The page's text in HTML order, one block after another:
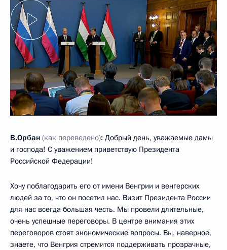
В.Орбан (как переведено): Добрый день, уважаемые дамы
и господа! С уважением приветствую Президента
Российской Федерации!
Хочу поблагодарить его от имени Венгрии и венгерских
людей за то, что он посетил нас. Визит Президента России
для нас всегда большая честь. Мы провели длительные,
очень успешные переговоры. В центре внимания этих
переговоров стоят экономические вопросы. Вы, наверное,
знаете, что Венгрия стремится поддерживать прозрачные,